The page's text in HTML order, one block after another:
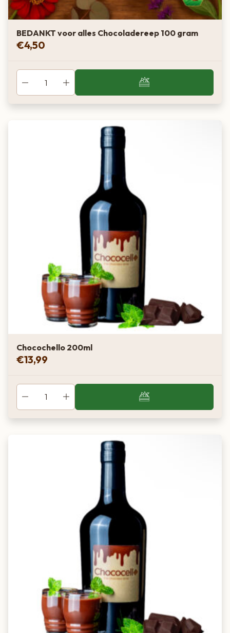
BEDANKT voor alles Chocoladereep 100 gram
€4,50
Chocochello 200ml
€13,99